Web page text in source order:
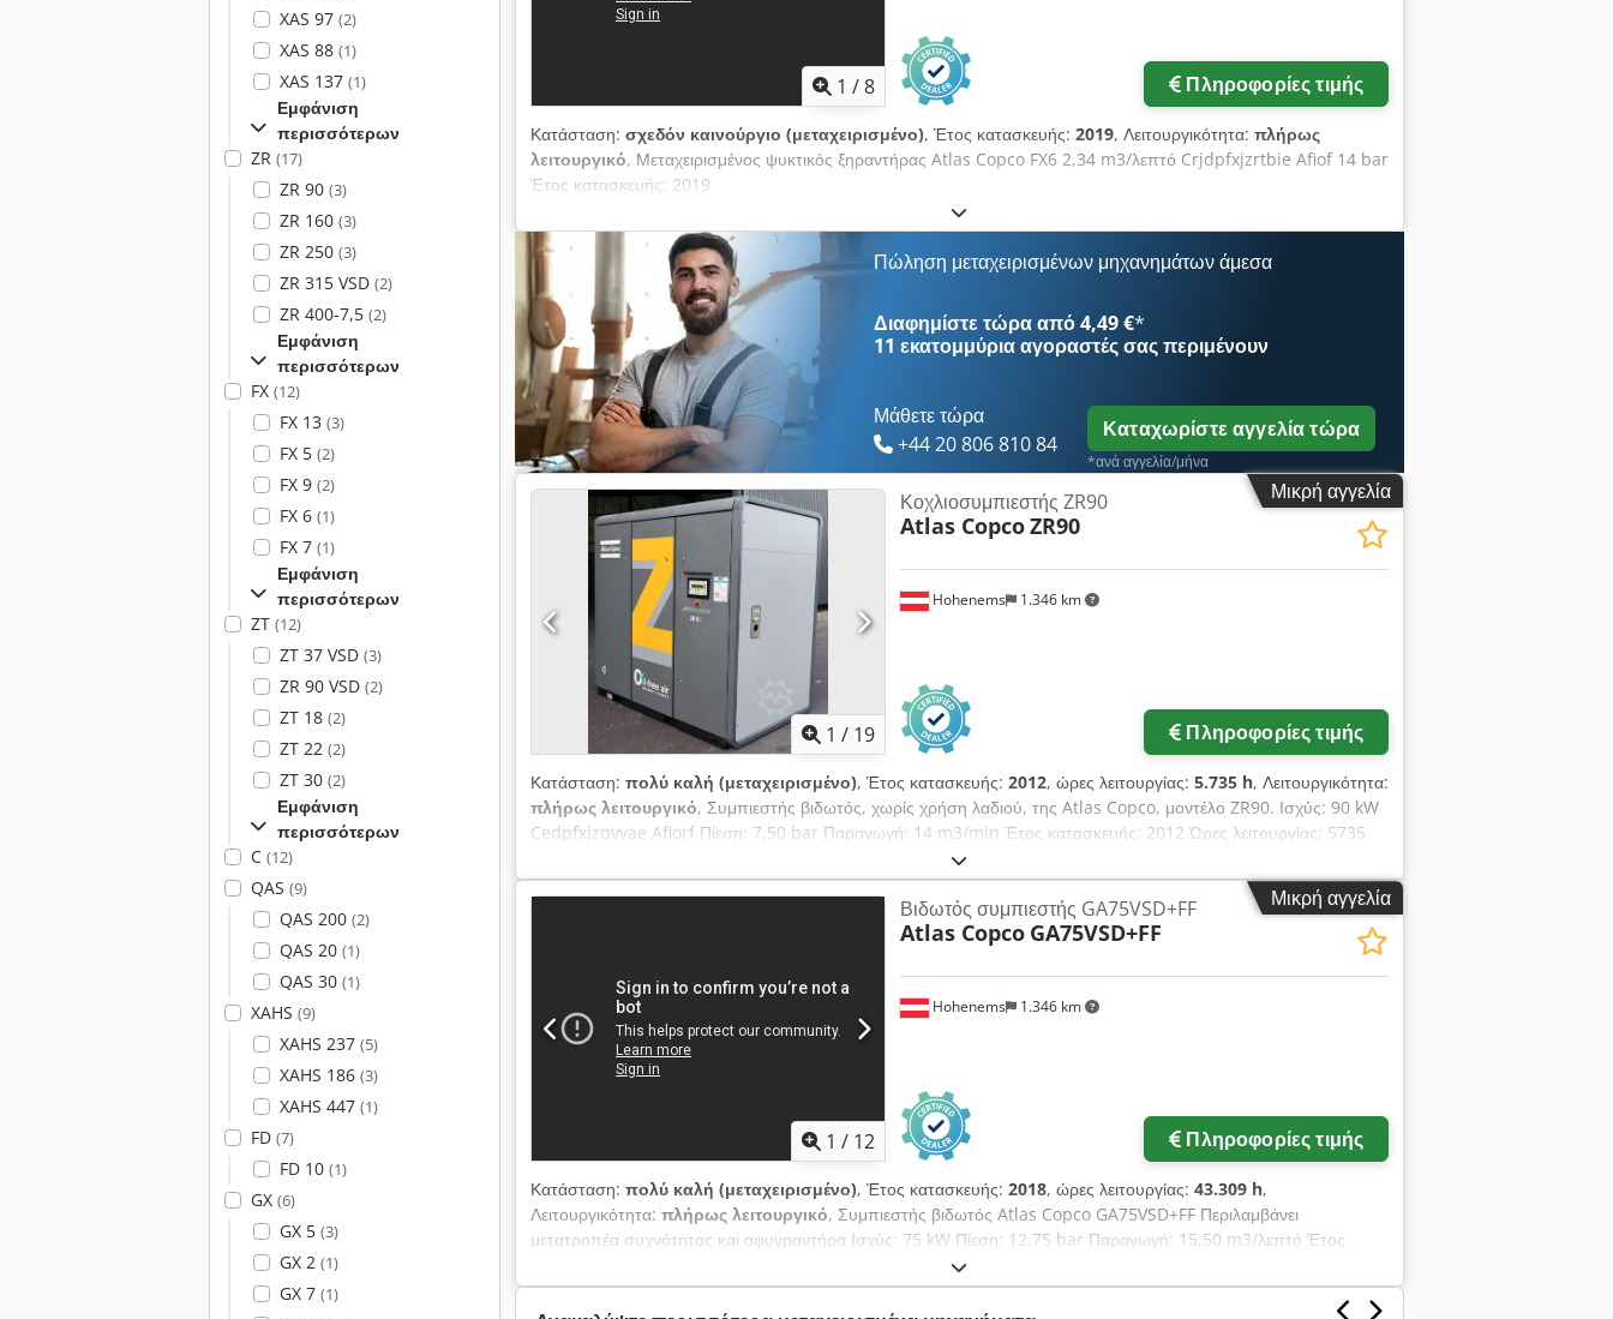
XAS 97 (2)
XAS 88 (1)
XAS 137 (1)
Εμφάνιση
περισσότερων
ZR (17)
ZR 90 (3)
ZR 160 (3)
ZR 250 (3)
ZR 315 VSD (2)
ZR 400-7,5 (2)
Εμφάνιση
περισσότερων
FX (12)
FX 13 (3)
FX 5 (2)
FX 9 (2)
FX 6 (1)
FX 7 (1)
Εμφάνιση
περισσότερων
ZT (12)
ZT 37 VSD (3)
ZR 90 VSD (2)
ZT 18 (2)
ZT 22 (2)
ZT 30 (2)
Εμφάνιση
περισσότερων
C (12)
QAS (9)
QAS 200 (2)
QAS 20 (1)
QAS 30 (1)
XAHS (9)
XAHS 237 (5)
XAHS 186 (3)
XAHS 447 (1)
FD (7)
FD 10 (1)
GX (6)
GX 5 (3)
GX 2 (1)
GX 7 (1)
1 /8 Πληροφορίες τιμής
Κατάσταση: σχεδόν καινούργιο (μεταχειρισμένο), Έτος κατασκευής: 2019, Λειτουργικότητα: πλήρως
λειτουργικό, Μεταχειρισμένος ψυκτικός ξηραντήρας Atlas Copco FX6 2,34 m3/λεπτό Crjdpfxjzrtbie Afiof 14 bar
Έτος κατασκευής: 2019
Πώληση μεταχειρισμένων μηχανημάτων άμεσα
Διαφημίστε τώρα από 4,49 €*
11 εκατομμύρια αγοραστέςσας περιμένουν
Μάθετε τώρα
+44 20 806 810 84
Καταχωρίστε αγγελία τώρα
*ανά αγγελία/μήνα
Μικρή αγγελία
1 / 19
Hohenems 1.346 km
Κοχλιοσυμπιεστής ZR90
Atlas CopcoZR90
Πληροφορίες τιμής
Κατάσταση: πολύ καλή (μεταχειρισμένο), Έτος κατασκευής: 2012, ώρες λειτουργίας: 5.735 h, Λειτουργικότητα:
πλήρως λειτουργικό, Συμπιεστής βιδωτός, χωρίς χρήση λαδιού, της Atlas Copco, μοντέλο ZR90. Ισχύς: 90 kW
Cedpfxjzqvvae Afiorf Πίεση: 7,50 bar Παραγωγή: 14 m3/min Έτος κατασκευής: 2012 Ώρες λειτουργίας: 5735
Μικρή αγγελία
1 / 12
Hohenems 1.346 km
Βιδωτός συμπιεστής GA75VSD+FF
Atlas Copco GA75VSD+FF
Πληροφορίες τιμής
Κατάσταση: πολύ καλή (μεταχειρισμένο), Έτος κατασκευής: 2018, ώρες λειτουργίας: 43.309 h,
Λειτουργικότητα: πλήρως λειτουργικό, Συμπιεστής βιδωτός Atlas Copco GA75VSD+FF Περιλαμβάνει
μετατροπέα συχνότητας και αφυγραντήρα Ισχύς: 75 kW Πίεση: 12,75 bar Παραγωγή: 15,50 m3/λεπτό Έτος
κατασκευής: 2018 Ώρες λειτουργίας: 43.309 Cedpfx Afszp Urwoijrf